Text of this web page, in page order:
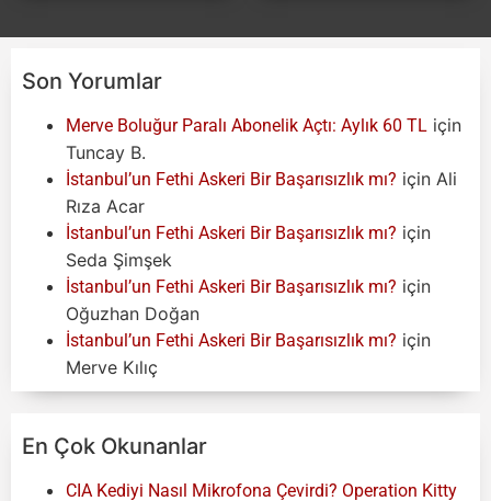
Son Yorumlar
Merve Boluğur Paralı Abonelik Açtı: Aylık 60 TL için
Tuncay B.
İstanbul’un Fethi Askeri Bir Başarısızlık mı? için Ali
Rıza Acar
İstanbul’un Fethi Askeri Bir Başarısızlık mı? için
Seda Şimşek
İstanbul’un Fethi Askeri Bir Başarısızlık mı? için
Oğuzhan Doğan
İstanbul’un Fethi Askeri Bir Başarısızlık mı? için
Merve Kılıç
En Çok Okunanlar
CIA Kediyi Nasıl Mikrofona Çevirdi? Operation Kitty